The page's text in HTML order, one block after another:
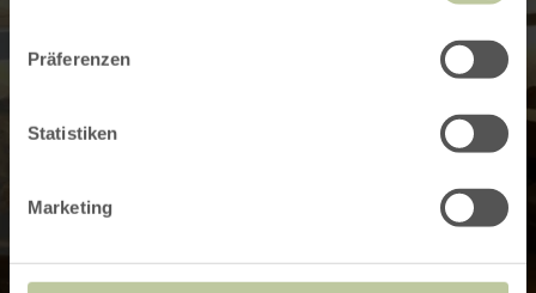
Präferenzen
Statistiken
Marketing